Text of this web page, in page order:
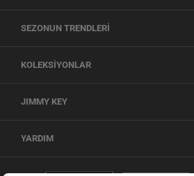
SEZONUN TRENDLERİ
KOLEKSİYONLAR
JIMMY KEY
YARDIM